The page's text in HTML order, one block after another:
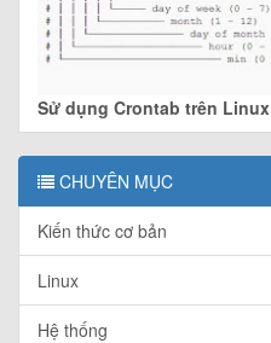
Sử dụng Crontab trên Linux
CHUYÊN MỤC
Kiến thức cơ bản
Linux
Hệ thống